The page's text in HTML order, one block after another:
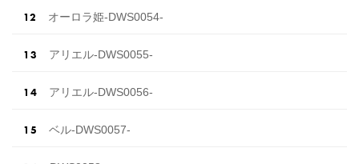
オーロラ姫-DWS0054-
アリエル-DWS0055-
アリエル-DWS0056-
ベル-DWS0057-